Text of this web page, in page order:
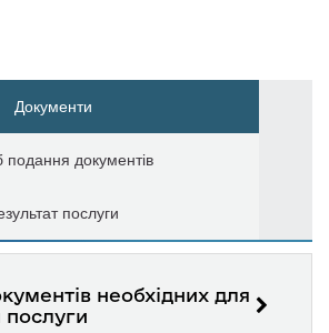
Документи
подання документів
послуги
необхідних для